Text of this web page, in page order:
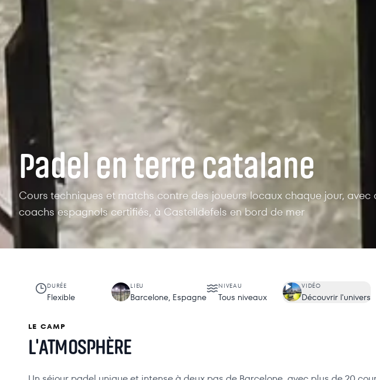
Padel en terre catalane
Cours techniques et matchs contre des joueurs locaux chaque jour, avec
coachs espagnols certifiés, à Castelldefels en bord de mer
DURÉE
Flexible
LIEU
Barcelone, Espagne
NIVEAU
Tous niveaux
VIDÉO
Découvrir l'univers
LE CAMP
L'ATMOSPHÈRE